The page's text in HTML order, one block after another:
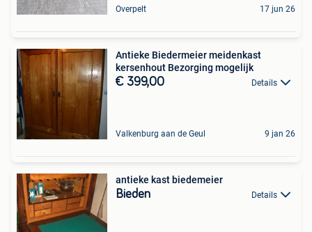
Overpelt 17 jun 26
Antieke Biedermeier meidenkast
kersenhout Bezorging mogelijk
€ 399,00 Details
Valkenburg aan de Geul 9 jan 26
antieke kast biedemeier
Bieden Details